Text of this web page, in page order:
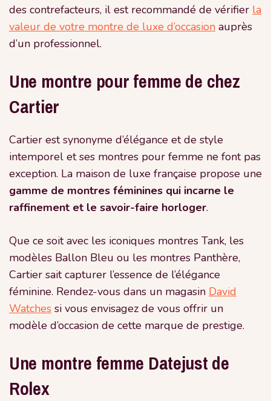
des contrefacteurs, il est recommandé de vérifier la
valeur de votre montre de luxe d’occasion auprès
d’un professionnel.
Une montre pour femme de chez
Cartier
Cartier est synonyme d’élégance et de style
intemporel et ses montres pour femme ne font pas
exception. La maison de luxe française propose une
gamme de montres féminines qui incarne le
raffinement et le savoir-faire horloger.
Que ce soit avec les iconiques montres Tank, les
modèles Ballon Bleu ou les montres Panthère,
Cartier sait capturer l’essence de l’élégance
féminine. Rendez-vous dans un magasin David
Watches si vous envisagez de vous offrir un
modèle d’occasion de cette marque de prestige.
Une montre femme Datejust de
Rolex